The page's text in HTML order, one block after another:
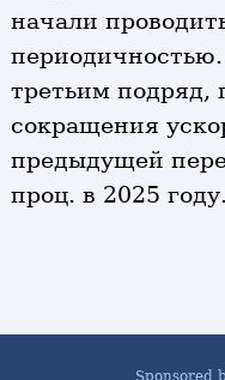
начали
третьим
сокращения
предыдущей
проц. в 2025 году.
Sponsored